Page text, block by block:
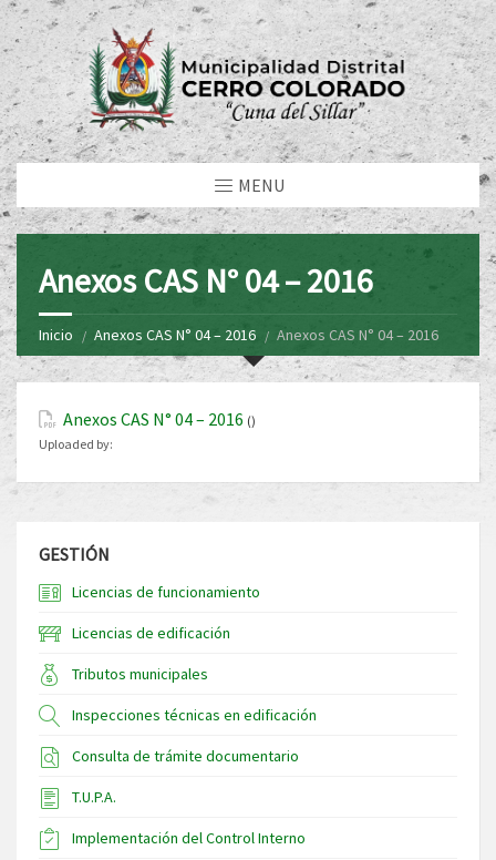
MENU
Anexos CAS N° 04 – 2016
Inicio Anexos CAS N° 04 – 2016 Anexos CAS N° 04 – 2016
Anexos CAS N° 04 – 2016 ()
Uploaded by:
GESTIÓN
Licencias de funcionamiento
Licencias de edificación
Tributos municipales
Inspecciones técnicas en edificación
Consulta de trámite documentario
T.U.P.A.
Implementación del Control Interno